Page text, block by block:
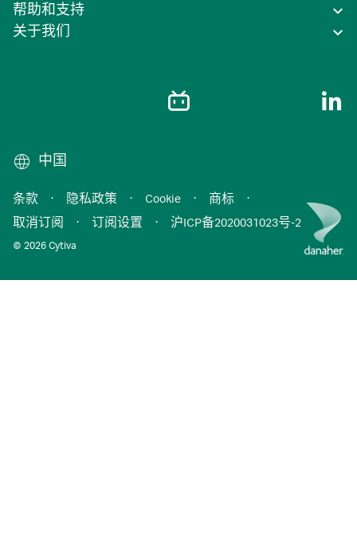
帮助和支持
关于我们
中国
© 2026 Cytiva
条款 · 隐私政策 · Cookie · 商标
·
取消订阅
· 订阅设置 · 沪ICP备2020031023号-2